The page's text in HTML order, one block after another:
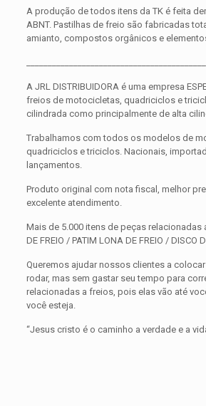
A produção de todos itens da TK é feita
ABNT. Pastilhas de freio são fabricadas
amianto, compostos orgânicos e
A JRL DISTRIBUIDORA é uma empresa
freios de motocicletas, quadriciclos e
cilindrada como principalmente de alta
Trabalhamos com todos os modelos de
quadriciclos e triciclos. Nacionais,
lançamentos.
Produto original com nota fiscal, melhor
excelente atendimento.
Mais de 5.000 itens de peças relacionadas
DE FREIO / PATIM LONA DE FREIO / DISCO
Queremos ajudar nossos clientes a colocar
rodar, mas sem gastar seu tempo para
relacionadas a freios, pois elas vão até
você esteja.
“Jesus cristo é o caminho a verdade e a